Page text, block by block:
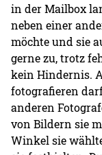
in der Mailbox
neben einer
möchte und sie
gerne zu, trotz
kein Hindernis.
fotografieren
anderen
von Bildern sie
Winkel sie